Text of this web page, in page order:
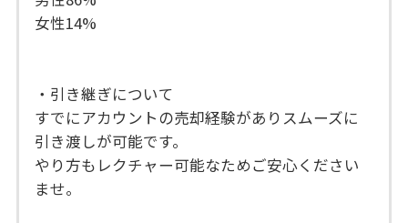
女性14%
・引き継ぎについて
すでにアカウントの売却経験がありスムーズに
引き渡しが可能です。
やり方もレクチャー可能なためご安心ください
ませ。